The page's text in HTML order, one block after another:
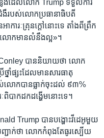
ែង​ដែល​លោក Trump ទទួល​ការ​
ជំងឺ​របស់​លោក​ប្រធានាធិបតី
ការៈ​គ្រុន​ក្ដៅ​នោះ​ទេ​ តាំង​ពី​ព្រឹក​
ោក​មាន​លំនឹង​ល្អ»។
បាន​និយាយ​ថា លោក
នាំ​ផ្សះ​ដែល​មាន​សារធាតុ
លោក​បាន​ធ្លាក់​ចុះ​ដល់ ៩៣%
ពិបាក​ដក​ដង្ហើម​នោះ​ទេ។
Trump បាន​បង្ហោះ​វីដេអូ​មួយ​
ញ្ជាក់​ថា លោក​កំពុង​តែ​ធូរស្បើយ​